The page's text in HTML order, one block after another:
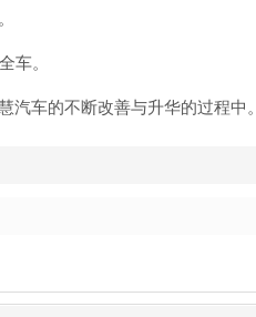
车。
汽车的不断改善与升华的过程中。